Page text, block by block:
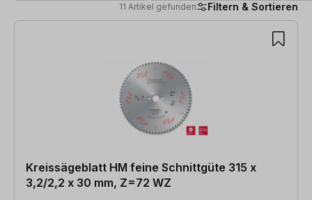
11 Artikel gefunden Filtern & Sortieren
11 Artikel gefunden
Kreissägeblatt HM feine Schnittgüte 315 x
3,2/2,2 x 30 mm, Z=72 WZ